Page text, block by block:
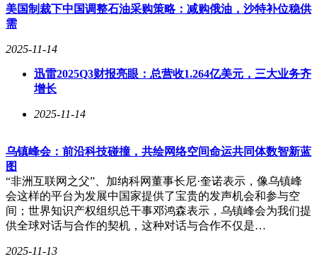
美国制裁下中国调整石油采购策略：减购俄油，沙特补位稳供
需
2025-11-14
迅雷2025Q3财报亮眼：总营收1.264亿美元，三大业务齐
增长
2025-11-14
乌镇峰会：前沿科技碰撞，共绘网络空间命运共同体数智新蓝
图
“非洲互联网之父”、加纳科网董事长尼·奎诺表示，像乌镇峰
会这样的平台为发展中国家提供了宝贵的发声机会和参与空
间；世界知识产权组织总干事邓鸿森表示，乌镇峰会为我们提
供全球对话与合作的契机，这种对话与合作不仅是…
2025-11-13